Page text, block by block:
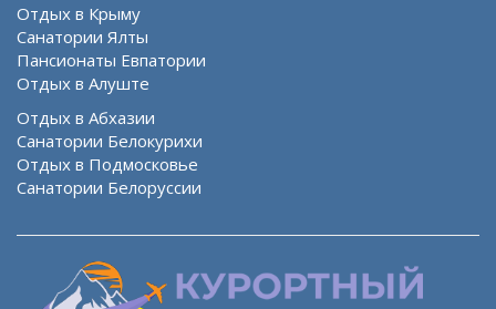
Отдых в Крыму
Санатории Ялты
Пансионаты Евпатории
Отдых в Алуште
Отдых в Абхазии
Санатории Белокурихи
Отдых в Подмосковье
Санатории Белоруссии